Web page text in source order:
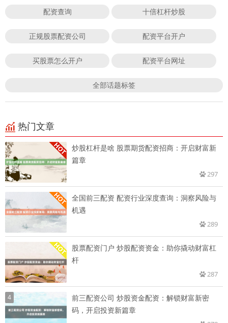
配资查询 十倍杠杆炒股
正规股票配资公司 配资平台开户
买股票怎么开户 配资平台网址
全部话题标签
热门文章
炒股杠杆是啥 股票期货配资招商：开启财富新
篇章
297
全国前三配资 配资行业深度查询：洞察风险与
机遇
289
股票配资门户 炒股配资资金：助你撬动财富杠
杆
287
4
前三配资公司 炒股资金配资：解锁财富新密
码，开启投资新篇章